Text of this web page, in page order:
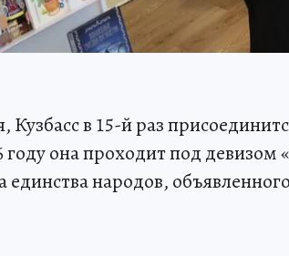
Кузбасс в 15-й раз
она проходит под девизом
единства народов,